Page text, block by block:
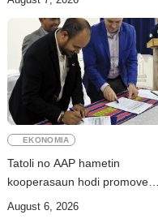
EKONOMIA
Tatoli no AAP hametin
kooperasaun hodi promove
jornalizmu profisionál
August 6, 2026